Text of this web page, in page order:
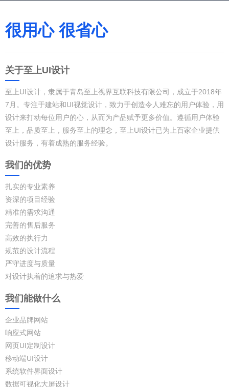
很用心 很省心
关于至上UI设计
至上UI设计，隶属于青岛至上视界互联科技有限公司，成立于2018年
7月。专注于建站和UI视觉设计，致力于创造令人难忘的用户体验，用
设计来打动每位用户的心，从而为产品赋予更多价值。遵循用户体验
至上，品质至上，服务至上的理念，至上UI设计已为上百家企业提供
设计服务，有着成熟的服务经验。
我们的优势
扎实的专业素养
资深的项目经验
精准的需求沟通
完善的售后服务
高效的执行力
规范的设计流程
严守进度与质量
对设计执着的追求与热爱
我们能做什么
企业品牌网站
响应式网站
网页UI定制设计
移动端UI设计
系统软件界面设计
数据可视化大屏设计